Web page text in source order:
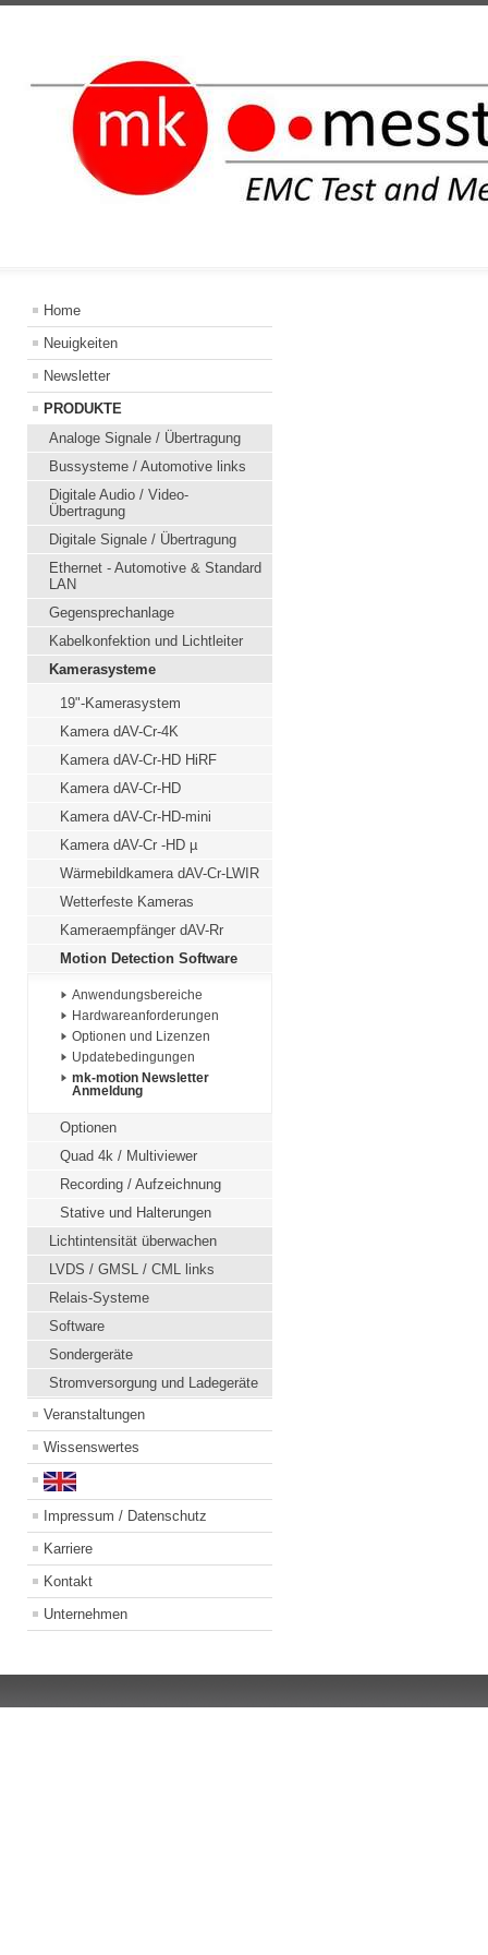
Home
Neuigkeiten
Newsletter
PRODUKTE
Analoge Signale / Übertragung
Bussysteme / Automotive links
Digitale Audio / Video-
Übertragung
Digitale Signale / Übertragung
Ethernet - Automotive & Standard
LAN
Gegensprechanlage
Kabelkonfektion und Lichtleiter
Kamerasysteme
19"-Kamerasystem
Kamera dAV-Cr-4K
Kamera dAV-Cr-HD HiRF
Kamera dAV-Cr-HD
Kamera dAV-Cr-HD-mini
Kamera dAV-Cr -HD µ
Wärmebildkamera dAV-Cr-LWIR
Wetterfeste Kameras
Kameraempfänger dAV-Rr
Motion Detection Software
Anwendungsbereiche
Hardwareanforderungen
Optionen und Lizenzen
Updatebedingungen
mk-motion Newsletter
Anmeldung
Optionen
Quad 4k / Multiviewer
Recording / Aufzeichnung
Stative und Halterungen
Lichtintensität überwachen
LVDS / GMSL / CML links
Relais-Systeme
Software
Sondergeräte
Stromversorgung und Ladegeräte
Veranstaltungen
Wissenswertes
Impressum / Datenschutz
Karriere
Kontakt
Unternehmen